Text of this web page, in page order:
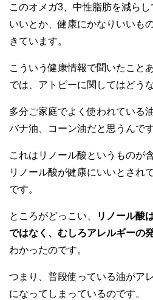
このオメガ3、中性脂肪を減ら
いいとか、健康にかなりいいも
きています。
こういう健康情報で聞いたこと
では、アトピーに関してはどう
多分ご家庭でよく使われている
バナ油、コーン油だと思うんです
これはリノール酸というものが
リノール酸が健康にいいとされ
です。
ところがどっこい、
リノール酸
ではなく、むしろアレルギーの
わかったのです。
つまり、普段使っている油がア
になってしまっているのです。